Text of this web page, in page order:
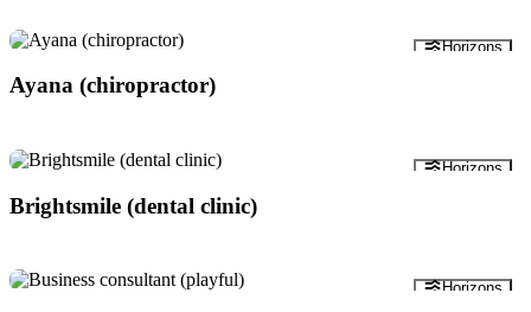
Horizons
Ayana (chiropractor)
Horizons
Brightsmile (dental clinic)
Anteprima Horizons